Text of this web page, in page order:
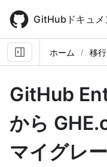
main
content
GitHubドキュメ
ホーム 移行
GitHub
から
マイグレ